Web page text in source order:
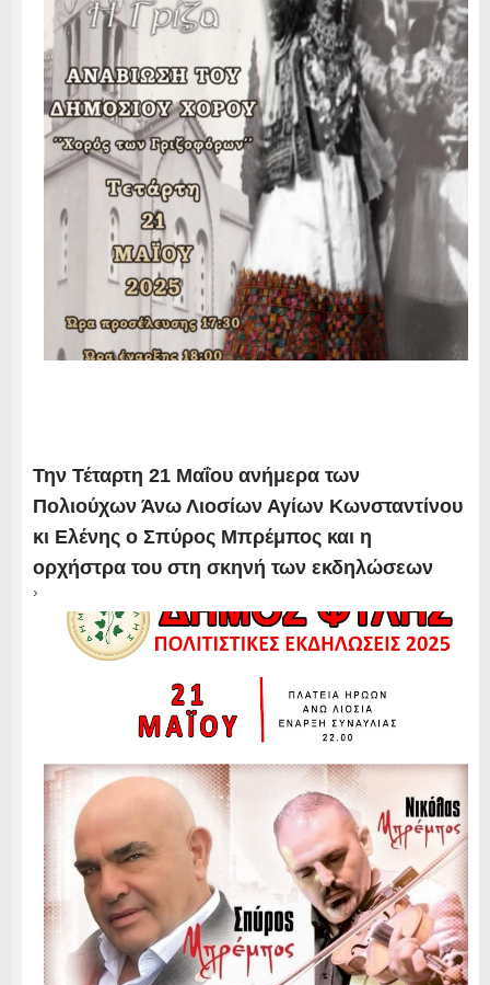
Την Τέταρτη 21 Μαΐου ανήμερα των
Πολιούχων Άνω Λιοσίων Αγίων Κωνσταντίνου
κι Ελένης ο Σπύρος Μπρέμπος και η
ορχήστρα του στη σκηνή των εκδηλώσεων
›